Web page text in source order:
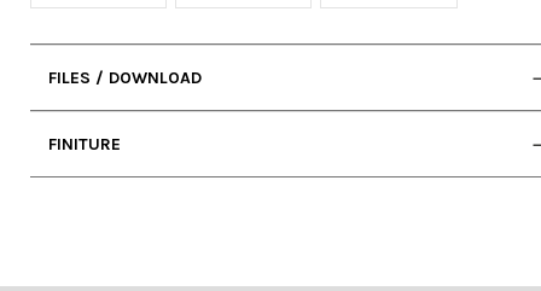
FILES / DOWNLOAD
• Manuale D'uso
FINITURE